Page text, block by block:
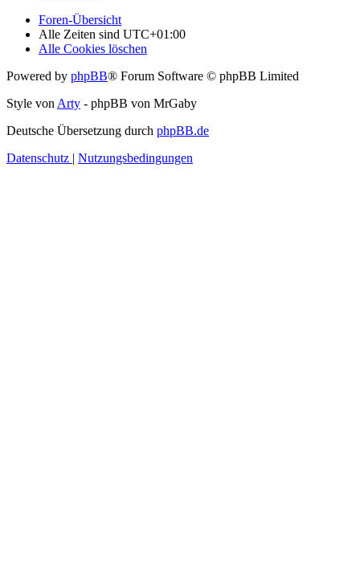
Foren-Übersicht
Alle Zeiten sind UTC+01:00
Alle Cookies löschen
Powered by phpBB® Forum Software © phpBB Limited
Style von Arty - phpBB von MrGaby
Deutsche Übersetzung durch phpBB.de
Datenschutz | Nutzungsbedingungen